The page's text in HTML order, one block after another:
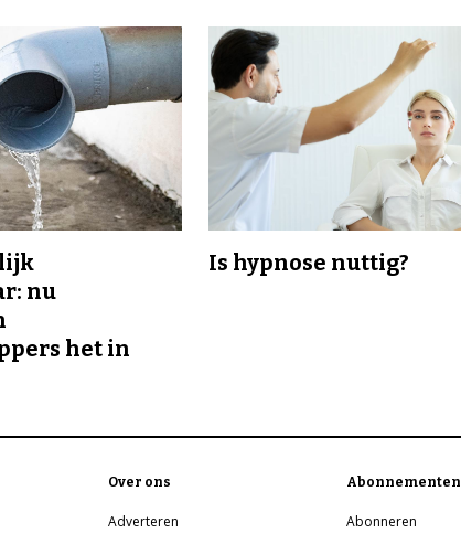
nu
het in
Is hypnose nuttig?
Over ons
Adverteren
Abonnementen
Abonneren